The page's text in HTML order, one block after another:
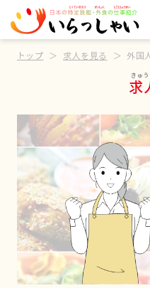
トップ 求人を見る 外国
求